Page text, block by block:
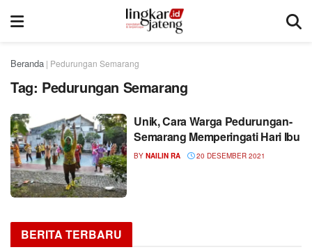
Beranda | Pedurungan Semarang
Tag: Pedurungan Semarang
Unik, Cara Warga Pedurungan-
Semarang Memperingati Hari Ibu
BY NAILIN RA 20 DESEMBER 2021
BERITA TERBARU